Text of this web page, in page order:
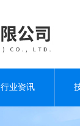
行业资讯